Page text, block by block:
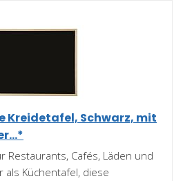
Kreidetafel, Schwarz, mit
Restaurants, Cafés, Läden und
als Küchentafel, diese